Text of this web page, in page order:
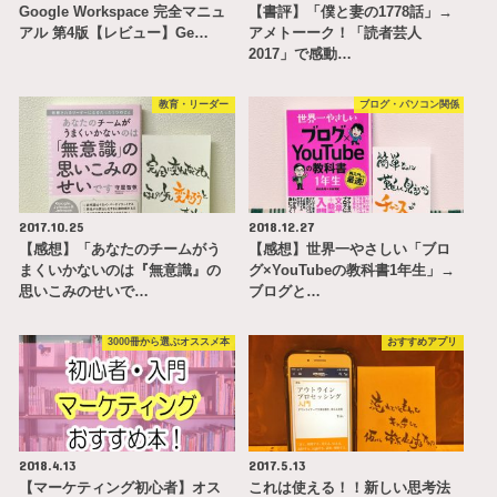
Google Workspace 完全マニュ
アル 第4版【レビュー】Ge…
【書評】「僕と妻の1778話」→
アメトーーク！「読者芸人
2017」で感動…
教育・リーダー
2017.10.25
【感想】「あなたのチームがう
まくいかないのは『無意識』の
思いこみのせいで…
ブログ・パソコン関係
2018.12.27
【感想】世界一やさしい「ブロ
グ×YouTubeの教科書1年生」→
ブログと…
3000冊から選ぶオススメ本
2018.4.13
【マーケティング初心者】オス
おすすめアプリ
2017.5.13
これは使える！！新しい思考法